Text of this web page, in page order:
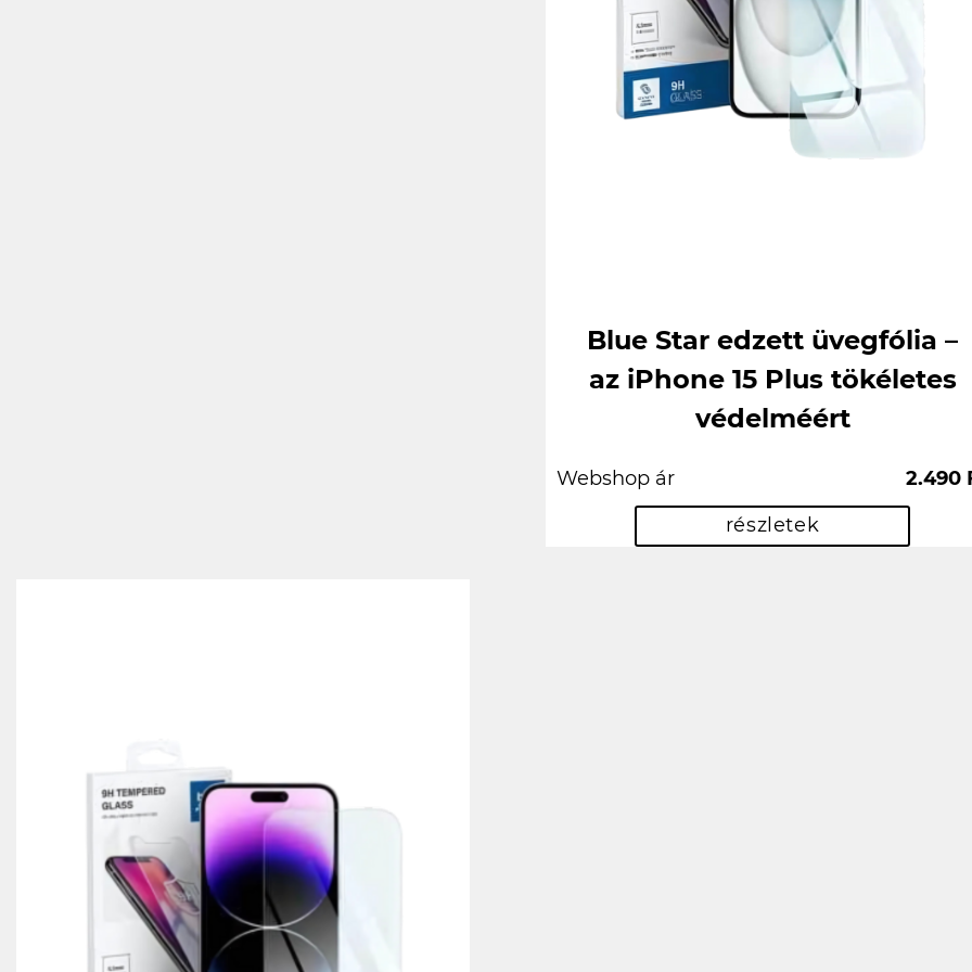
Blue Star edzett üvegfólia –
az iPhone 15 Plus tökéletes
védelméért
Webshop ár
2.490
részletek